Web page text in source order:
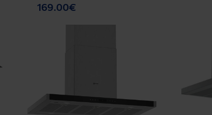
169.00€